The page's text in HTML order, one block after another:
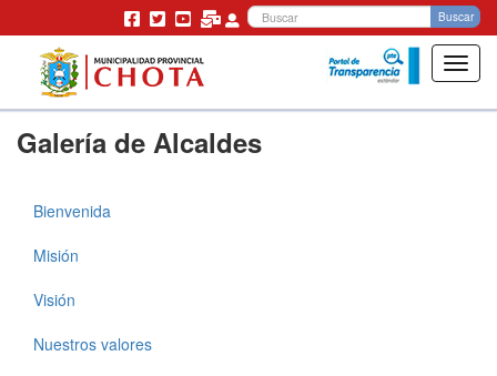
Pasar
Buscar
Galería de Alcaldes
Municipalidad
Bienvenida
Misión
Visión
Nuestros valores